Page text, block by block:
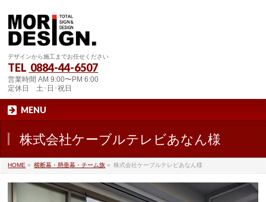
デザインから施工までお任せください
TEL 0884-44-6507
営業時間 AM 9:00〜PM 6:00
定休日 土･日･祝日
MENU
株式会社ケーブルテレビあなん様
HOME » 横断幕・懸垂幕・チーム旗 » 株式会社ケーブルテレビあなん様